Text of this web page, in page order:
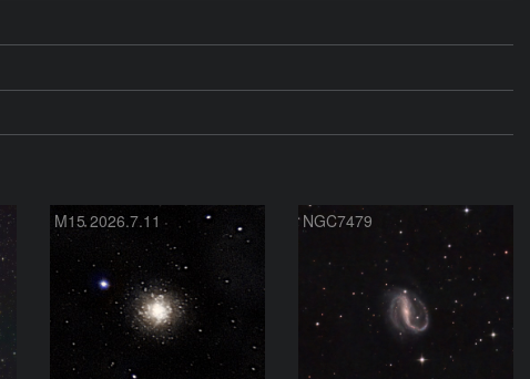
M15 2026.7.11 NGC7479